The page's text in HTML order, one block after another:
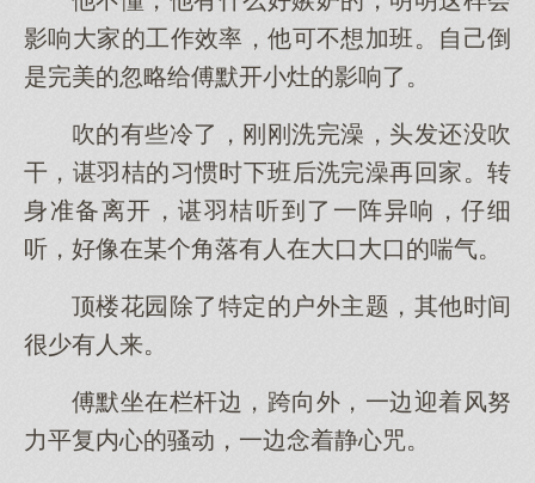
影响大家的工作效率，他可不想加班。自己倒
是完美的忽略给傅默开小灶的影响了。
吹的有些冷了，刚刚洗完澡，头发还没吹
干，谌羽桔的习惯时下班后洗完澡再回家。转
身准备离开，谌羽桔听到了一阵异响，仔细
听，好像在某个角落有人在大口大口的喘气。
顶楼花园除了特定的户外主题，其他时间
很少有人来。
傅默坐在栏杆边，跨向外，一边迎着风努
力平复内心的骚动，一边念着静心咒。